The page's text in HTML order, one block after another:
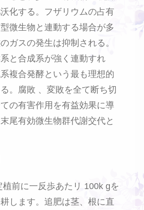
化する。フザリウムの占有
微生物と連動する場合が多
ガスの発生は抑制される。
と合成系が強く連動すれ
複合発酵という最も理想的
。腐敗 、変敗を全て断ち切
の有害作用を有益効果に導
尾有効微生物群代謝交代と
植前に一反歩あたリ 100k gを
します。追肥は茎、根に直